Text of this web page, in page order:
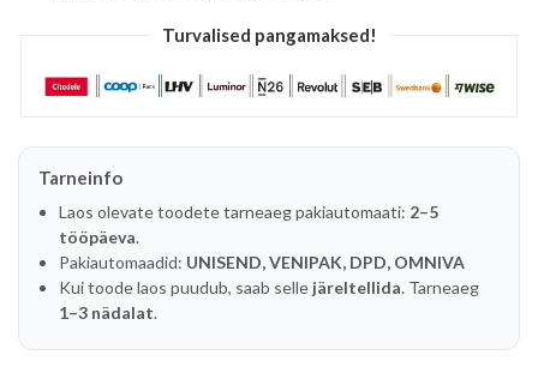
Turvalised pangamaksed!
Tarneinfo
Laos olevate toodete tarneaeg pakiautomaati: 2–5
tööpäeva.
Pakiautomaadid: UNISEND, VENIPAK, DPD, OMNIVA
Kui toode laos puudub, saab selle järeltellida. Tarneaeg
1–3 nädalat.